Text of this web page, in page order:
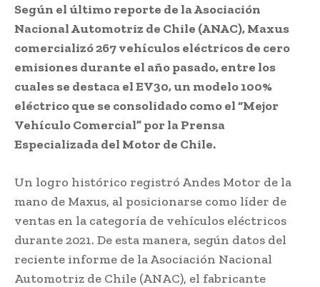
Según el último reporte de la Asociación
Nacional Automotriz de Chile (ANAC), Maxus
comercializó 267 vehículos eléctricos de cero
emisiones durante el año pasado, entre los
cuales se destaca el EV30, un modelo 100%
eléctrico que se consolidado como el “Mejor
Vehículo Comercial” por la Prensa
Especializada del Motor de Chile.
Un logro histórico registró Andes Motor de la
mano de Maxus, al posicionarse como líder de
ventas en la categoría de vehículos eléctricos
durante 2021. De esta manera, según datos del
reciente informe de la Asociación Nacional
Automotriz de Chile (ANAC), el fabricante